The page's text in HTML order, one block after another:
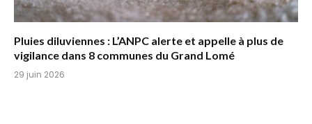
Pluies diluviennes : L’ANPC alerte et appelle à plus de
vigilance dans 8 communes du Grand Lomé
29 juin 2026